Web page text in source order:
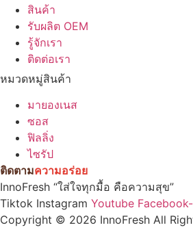
สินค้า
รับผลิต OEM
รู้จักเรา
ติดต่อเรา
หมวดหมู่สินค้า
มายองเนส
ซอส
ฟิลลิ่ง
ไซรัป
ติดตามความอร่อย
InnoFresh “ใส่ใจทุกมื้อ คือความสุข”
Tiktok Instagram Youtube
Copyright © 2026 InnoFresh All